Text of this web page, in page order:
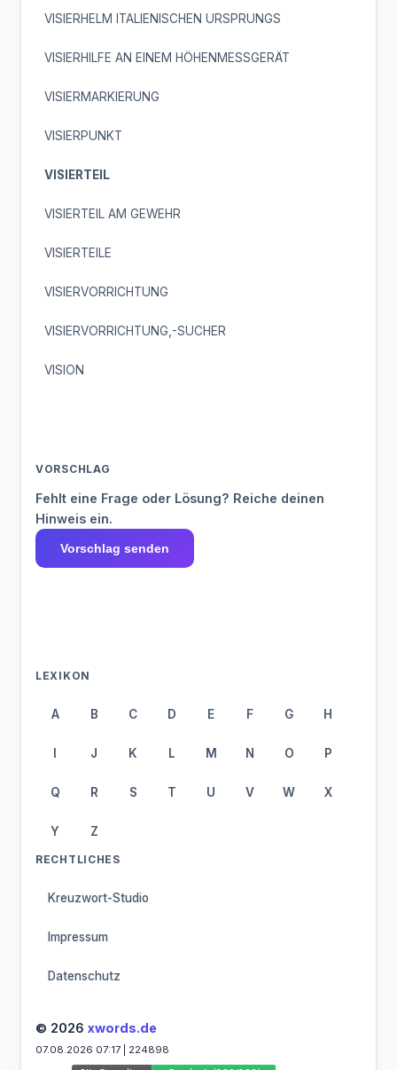
VISIERHELM ITALIENISCHEN URSPRUNGS
VISIERHILFE AN EINEM HÖHENMESSGERÄT
VISIERMARKIERUNG
VISIERPUNKT
VISIERTEIL
VISIERTEIL AM GEWEHR
VISIERTEILE
VISIERVORRICHTUNG
VISIERVORRICHTUNG,-SUCHER
VISION
VORSCHLAG
Fehlt eine Frage oder Lösung? Reiche deinen
Hinweis ein.
Vorschlag senden
LEXIKON
A B C D E F G H
I J K L M N O P
Q R S T U V W X
Y Z
RECHTLICHES
Kreuzwort-Studio
Impressum
Datenschutz
© 2026 xwords.de
07.08.2026 07:17 | 224898